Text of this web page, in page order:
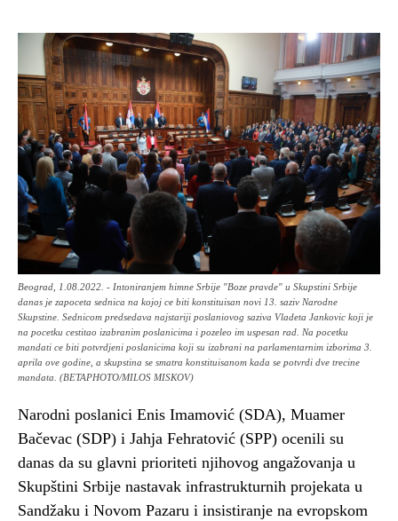
Beograd, 1.08.2022. - Intoniranjem himne Srbije "Boze pravde" u Skupstini Srbije
danas je zapoceta sednica na kojoj ce biti konstituisan novi 13. saziv Narodne
Skupstine. Sednicom predsedava najstariji poslaniovog saziva Vladeta Jankovic koji je
na pocetku cestitao izabranim poslanicima i pozeleo im uspesan rad. Na pocetku
mandati ce biti potvrdjeni poslanicima koji su izabrani na parlamentarnim izborima 3.
aprila ove godine, a skupstina se smatra konstituisanom kada se potvrdi dve trecine
mandata. (BETAPHOTO/MILOS MISKOV)
Narodni poslanici Enis Imamović (SDA), Muamer
Bačevac (SDP) i Jahja Fehratović (SPP) ocenili su
danas da su glavni prioriteti njihovog angažovanja u
Skupštini Srbije nastavak infrastrukturnih projekata u
Sandžaku i Novom Pazaru i insistiranje na evropskom